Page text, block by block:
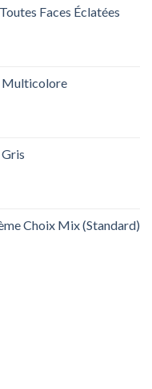
Faces Éclatées
Multicolore
Choix Mix (Standard)